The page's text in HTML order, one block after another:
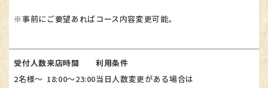
※事前にご要望あればコース内容変更可能。
受付人数
2名様～
来店時間
18:00～23:00
利用条件
当日人数変更がある場合は